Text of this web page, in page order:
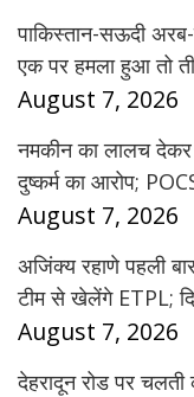
पाकिस्तान-सऊदी अरब-
एक पर हमला हुआ तो
August 7, 2026
नमकीन का लालच देकर
दुष्कर्म का आरोप;
August 7, 2026
अजिंक्य रहाणे पहली
टीम से खेलेंगे ETPL;
August 7, 2026
देहरादून रोड पर